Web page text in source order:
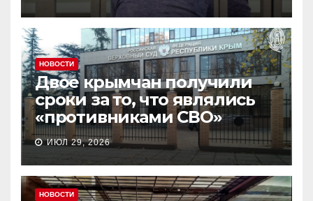
НОВОСТИ
Двое крымчан получили
сроки за то, что являлись
«противниками СВО»
ИЮЛ 29, 2026
НОВОСТИ